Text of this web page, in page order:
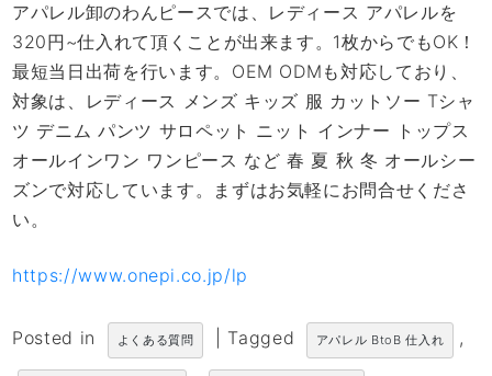
アパレル卸のわんピースでは、レディース アパレルを
320円~仕入れて頂くことが出来ます。1枚からでもOK！
最短当日出荷を行います。OEM ODMも対応しており、
対象は、レディース メンズ キッズ 服 カットソー Tシャ
ツ デニム パンツ サロペット ニット インナー トップス
オールインワン ワンピース など 春 夏 秋 冬 オールシー
ズンで対応しています。まずはお気軽にお問合せくださ
い。
https://www.onepi.co.jp/lp
Posted in よくある質問 Tagged アパレル BtoB 仕入れ ,